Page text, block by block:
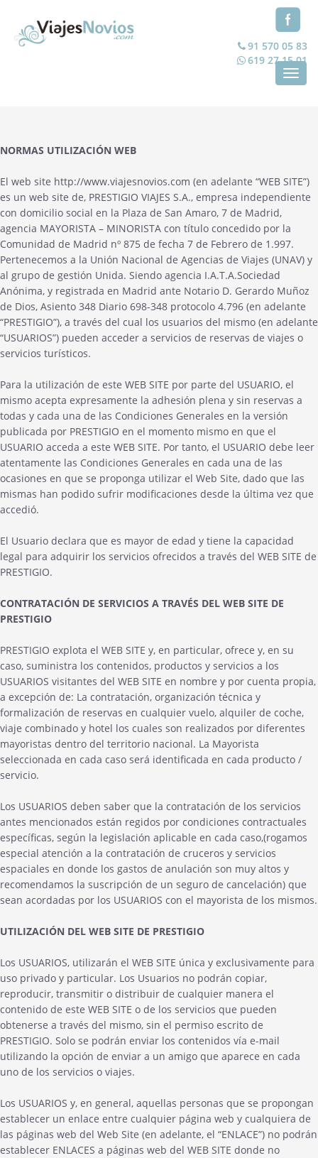
91 570 05 83
619 27 15 01
NORMAS UTILIZACIÓN WEB
El web site http://www.viajesnovios.com (en adelante “WEB SITE”)
es un web site de, PRESTIGIO VIAJES S.A., empresa independiente
con domicilio social en la Plaza de San Amaro, 7 de Madrid,
agencia MAYORISTA – MINORISTA con título concedido por la
Comunidad de Madrid nº 875 de fecha 7 de Febrero de 1.997.
Pertenecemos a la Unión Nacional de Agencias de Viajes (UNAV) y
al grupo de gestión Unida. Siendo agencia I.A.T.A.Sociedad
Anónima, y registrada en Madrid ante Notario D. Gerardo Muñoz
de Dios, Asiento 348 Diario 698-348 protocolo 4.796 (en adelante
“PRESTIGIO”), a través del cual los usuarios del mismo (en adelante
“USUARIOS”) pueden acceder a servicios de reservas de viajes o
servicios turísticos.
Para la utilización de este WEB SITE por parte del USUARIO, el
mismo acepta expresamente la adhesión plena y sin reservas a
todas y cada una de las Condiciones Generales en la versión
publicada por PRESTIGIO en el momento mismo en que el
USUARIO acceda a este WEB SITE. Por tanto, el USUARIO debe leer
atentamente las Condiciones Generales en cada una de las
ocasiones en que se proponga utilizar el Web Site, dado que las
mismas han podido sufrir modificaciones desde la última vez que
accedió.
El Usuario declara que es mayor de edad y tiene la capacidad
legal para adquirir los servicios ofrecidos a través del WEB SITE de
PRESTIGIO.
CONTRATACIÓN DE SERVICIOS A TRAVÉS DEL WEB SITE DE
PRESTIGIO
PRESTIGIO explota el WEB SITE y, en particular, ofrece y, en su
caso, suministra los contenidos, productos y servicios a los
USUARIOS visitantes del WEB SITE en nombre y por cuenta propia,
a excepción de: La contratación, organización técnica y
formalización de reservas en cualquier vuelo, alquiler de coche,
viaje combinado y hotel los cuales son realizados por diferentes
mayoristas dentro del territorio nacional. La Mayorista
seleccionada en cada caso será identificada en cada producto /
servicio.
Los USUARIOS deben saber que la contratación de los servicios
antes mencionados están regidos por condiciones contractuales
específicas, según la legislación aplicable en cada caso,(rogamos
especial atención a la contratación de cruceros y servicios
espaciales en donde los gastos de anulación son muy altos y
recomendamos la suscripción de un seguro de cancelación) que
sean acordadas por los USUARIOS con el mayorista de los mismos.
UTILIZACIÓN DEL WEB SITE DE PRESTIGIO
Los USUARIOS, utilizarán el WEB SITE única y exclusivamente para
uso privado y particular. Los Usuarios no podrán copiar,
reproducir, transmitir o distribuir de cualquier manera el
contenido de este WEB SITE o de los servicios que pueden
obtenerse a través del mismo, sin el permiso escrito de
PRESTIGIO. Solo se podrán enviar los contenidos vía e-mail
utilizando la opción de enviar a un amigo que aparece en cada
uno de los servicios o viajes.
Los USUARIOS y, en general, aquellas personas que se propongan
establecer un enlace entre cualquier página web y cualquiera de
las páginas web del Web Site (en adelante, el “ENLACE”) no podrán
establecer ENLACES a páginas web del WEB SITE donde no